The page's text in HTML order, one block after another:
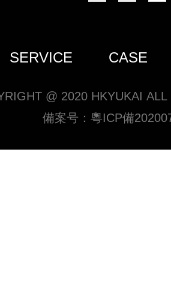
SERVICE CASE
@ 2020 HKYUKAI
備案号： 粵ICP備